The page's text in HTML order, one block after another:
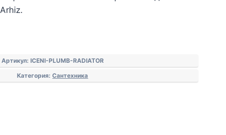
Артикул: ICENI-PLUMB-RADIATOR
Категория:Сантехника